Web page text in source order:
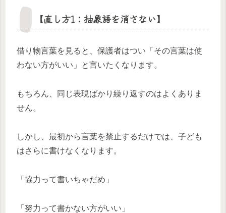
【直し方1：抽象語を消さない】
借り物言葉を見ると、保護者はつい「その言葉は使
わない方がいい」と言いたくなります。
もちろん、同じ表現ばかり繰り返すのはよくありま
せん。
しかし、最初から言葉を禁止するだけでは、子ども
はさらに書けなくなります。
「協力って書いちゃだめ」
「努力って書かない方がいい」